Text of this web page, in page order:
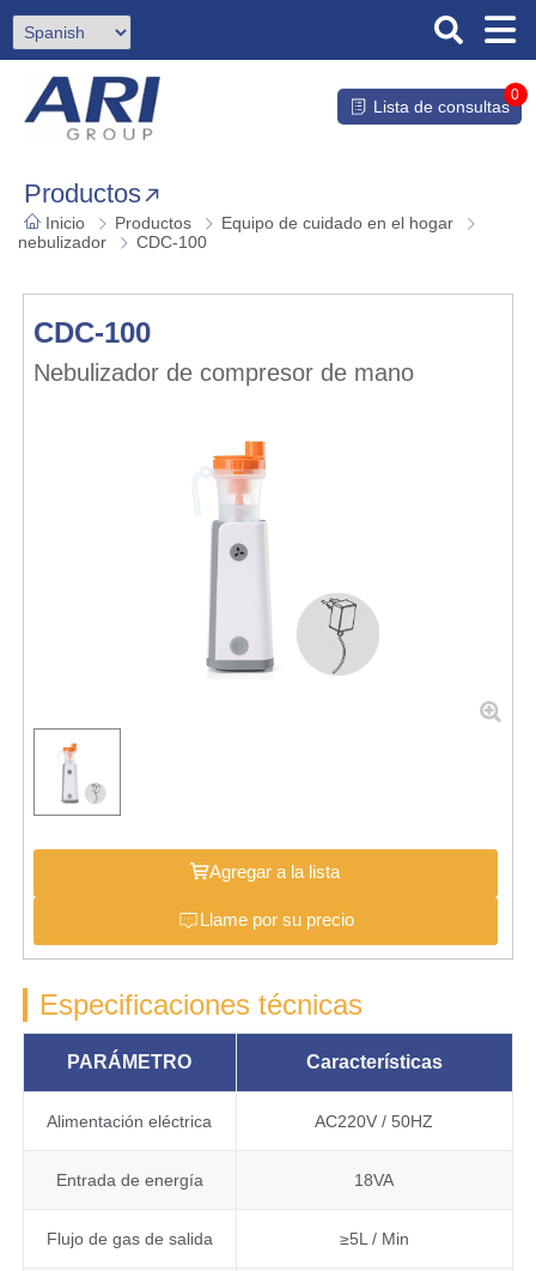
Lista de consultas
0
Productos
Inicio Productos
Equipo de cuidado en el hogar
nebulizador
CDC-100
CDC-100
Nebulizador de compresor de mano
Agregar a la lista
Llame por su precio
Especificaciones técnicas
PARÁMETRO Características
Alimentación eléctrica AC220V / 50HZ
Entrada de energía 18VA
Flujo de gas de salida ≥5L / Min